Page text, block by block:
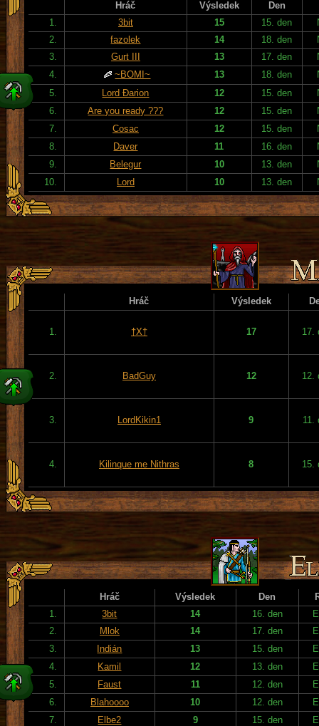
Hráč Výsledek
Den
1.
3bit 15 15. den
2.
fazolek 14 18. den
3.
Gurt III 13 17. den
4.
~BOMI~ 13 18. den
5.
Lord Đarion 12 15. den
6.
Are you ready ??? 12 15. den
7.
Cosac 12 15. den
8.
Daver 11 16. den
9.
Belegur 10 13. den
10.
Lord 10 13. den
Hráč Výsledek
1. †X† 17 17.
2. BadGuy 12 12.
3. LordKikin1 9 11.
4. Kilinque me Nithras 8 15.
Hráč Výsledek Den
1.
3bit 14 16. den
2.
Mlok 14 17. den
3.
Indián 13 15. den
4.
Kamil 12 13. den
5.
Faust 11 12. den
6.
Blahoooo 10 12. den
7.
Elbe2 9 15. den